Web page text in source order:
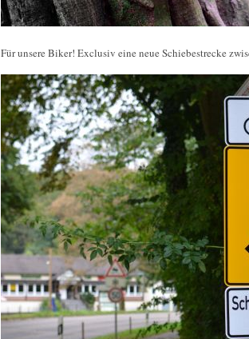
Für unsere Biker! Exclusiv eine neue Schiebestrecke